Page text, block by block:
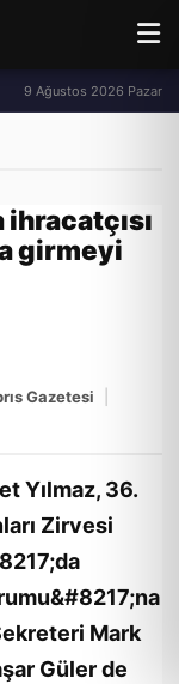
9 Ağustos 2026 Pazar
girmeyi
Gazetesi
Yılmaz, 36.⁠
Zirvesi
Mark
Güler de